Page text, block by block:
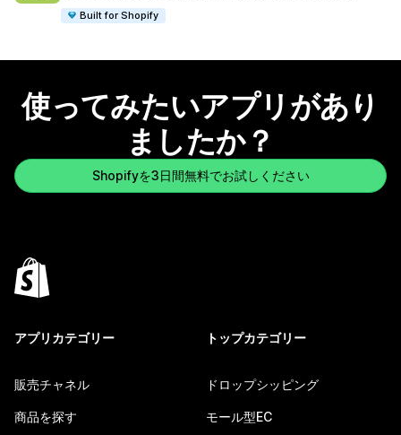
Built for Shopify
使ってみたいアプリがあり
ましたか？
Shopifyを3日間無料でお試しください
アプリカテゴリー
販売チャネル
商品を探す
トップカテゴリー
ドロップシッピング
モール型EC